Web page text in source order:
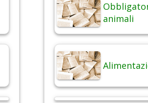
animali